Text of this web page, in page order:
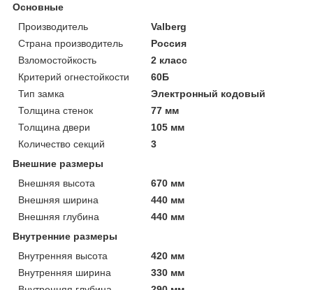
Основные
Производитель
Valberg
Страна производитель
Россия
Взломостойкость
2 класс
Критерий огнестойкости
60Б
Тип замка
Электронный кодовый
Толщина стенок
77 мм
Толщина двери
105 мм
Количество секций
3
Внешние размеры
Внешняя высота
670 мм
Внешняя ширина
440 мм
Внешняя глубина
440 мм
Внутренние размеры
Внутренняя высота
420 мм
Внутренняя ширина
330 мм